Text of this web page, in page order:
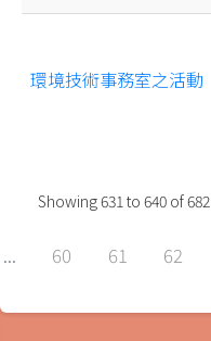
環境技術事務室之活動
Showing631to 640 of682
... 60 61 62